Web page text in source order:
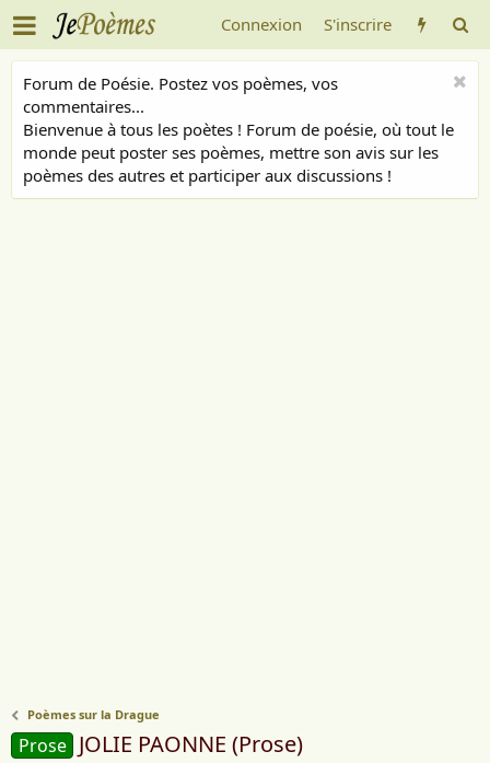
Connexion S'inscrire
Forum de Poésie. Postez vos poèmes, vos
commentaires...
Bienvenue à tous les poètes ! Forum de poésie, où tout le
monde peut poster ses poèmes, mettre son avis sur les
poèmes des autres et participer aux discussions !
Poèmes sur la Drague
Prose JOLIE PAONNE (Prose)